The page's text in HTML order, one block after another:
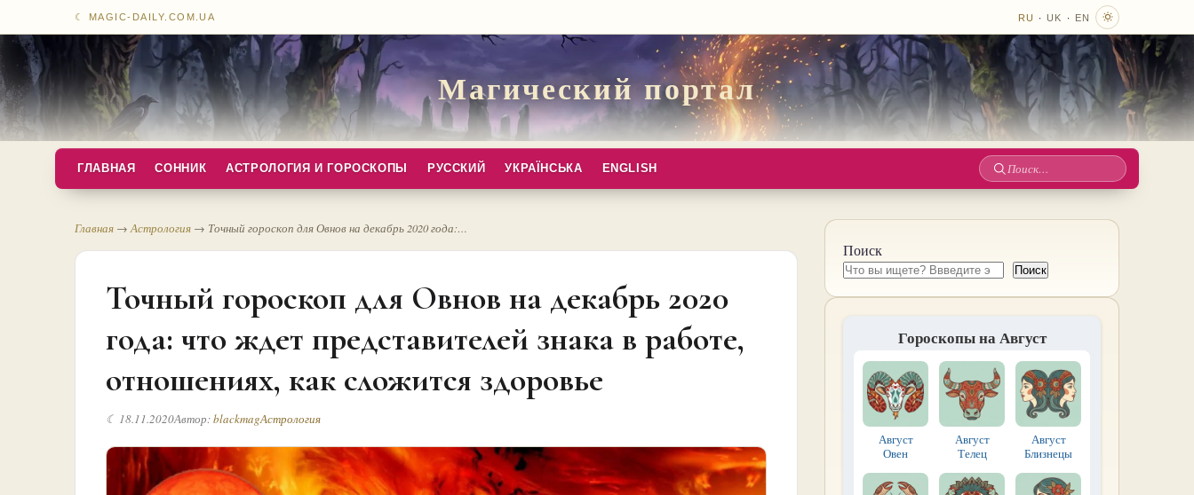
☾ MAGIC-DAILY.COM.UA RU · UK · EN
Магический портал
ГЛАВНАЯ СОННИК АСТРОЛОГИЯ И ГОРОСКОПЫ РУССКИЙ УКРАЇНСЬКА ENGLISH
Поиск
Главная → Астрология → Точный гороскоп для Овнов на декабрь 2020 года:…
Точный гороскоп для Овнов на декабрь 2020
года: что ждет представителей знака в работе,
отношениях, как сложится здоровье
☾ 18.11.2020Автор:blackmagАстрология
Поиск
Поиск
Гороскопы на Август
Август
Овен
Август
Телец
Август
Близнецы